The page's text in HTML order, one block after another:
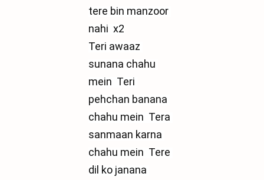
tere bin manzoor
nahi  x2
Teri awaaz
sunana chahu
mein  Teri
pehchan banana
chahu mein  Tera
sanmaan karna
chahu mein  Tere
dil ko janana